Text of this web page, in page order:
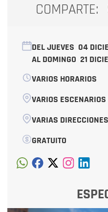
COMPARTE:
DEL JUEVES 04
AL DOMINGO 21
VARIOS HORARIOS
VARIOS ESCENARIOS
VARIAS DIRECCIONES
GRATUITO